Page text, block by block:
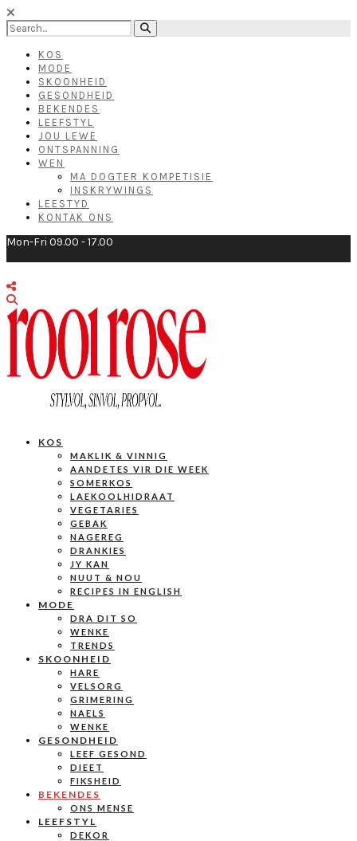
KOS
MODE
SKOONHEID
GESONDHEID
BEKENDES
LEEFSTYL
JOU LEWE
ONTSPANNING
WEN
MA DOGTER KOMPETISIE
INSKRYWINGS
LEESTYD
KONTAK ONS
Mon-Fri 09.00 - 17.00
KOS
MAKLIK & VINNIG
AANDETES VIR DIE WEEK
SOMERKOS
LAEKOOLHIDRAAT
VEGETARIES
GEBAK
NAGEREG
DRANKIES
JY KAN
NUUT & NOU
RECIPES IN ENGLISH
MODE
DRA DIT SO
WENKE
TRENDS
SKOONHEID
HARE
VELSORG
GRIMERING
NAELS
WENKE
GESONDHEID
LEEF GESOND
DIEET
FIKSHEID
BEKENDES
ONS MENSE
LEEFSTYL
DEKOR